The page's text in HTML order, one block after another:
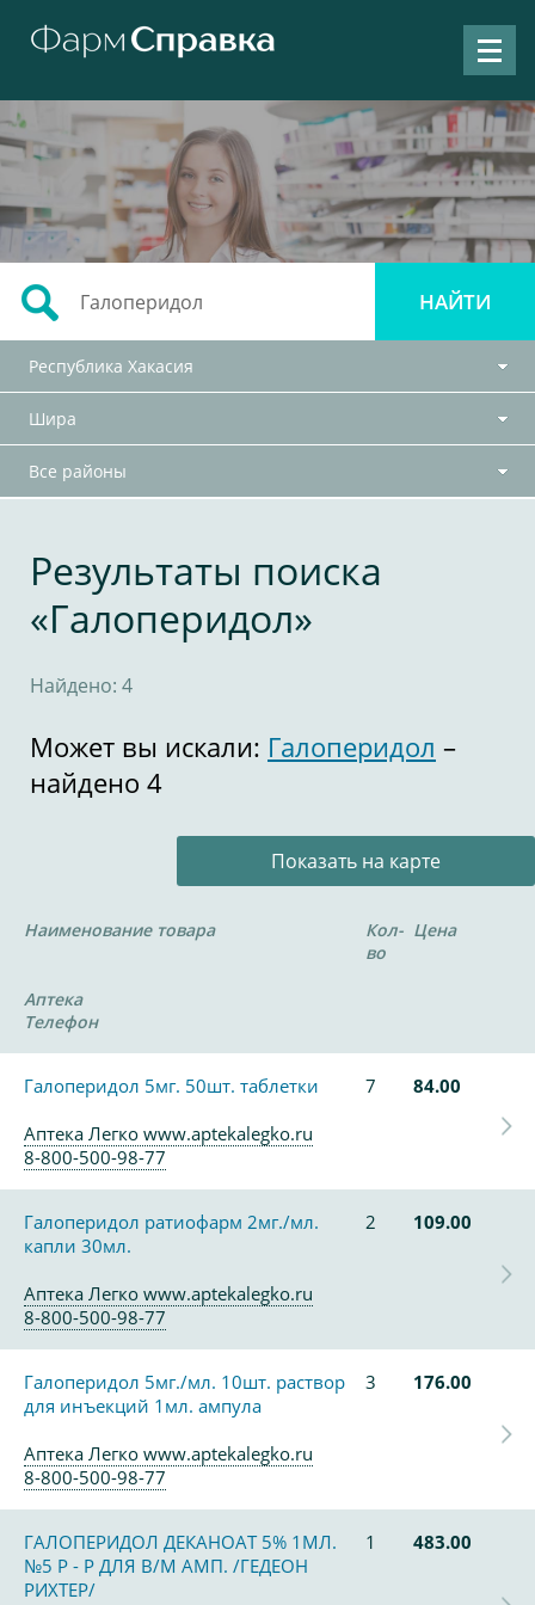
Республика Хакасия
Шира
Все районы
Результаты поиска
«Галоперидол»
Найдено: 4
Может вы искали: Галоперидол –
найдено 4
Показать на карте
Наименование товара
Кол-
во
Цена
Аптека
Телефон
Галоперидол 5мг. 50шт. таблетки 7
84.00
Аптека Легко www.aptekalegko.ru
8-800-500-98-77
Галоперидол ратиофарм 2мг./мл.
капли 30мл.
2 109.00
Аптека Легко www.aptekalegko.ru
8-800-500-98-77
Галоперидол 5мг./мл. 10шт. раствор
для инъекций 1мл. ампула
3 176.00
Аптека Легко www.aptekalegko.ru
8-800-500-98-77
ГАЛОПЕРИДОЛ ДЕКАНОАТ 5% 1МЛ.
№5 Р - Р ДЛЯ В/М АМП. /ГЕДЕОН
РИХТЕР/
1 483.00